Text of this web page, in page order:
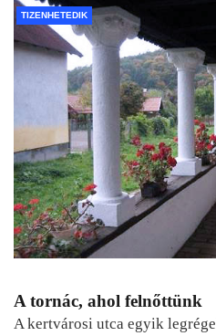
TIZENHETEDIK
A tornác, ahol felnőttünk
A kertvárosi utca egyik